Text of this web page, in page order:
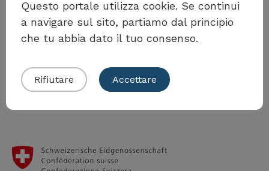
Questo portale utilizza cookie. Se continui
a navigare sul sito, partiamo dal principio
che tu abbia dato il tuo consenso.
Rifiutare Accettare